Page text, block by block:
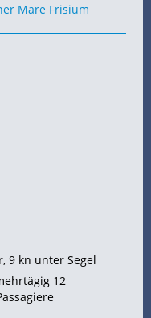
9 kn unter Segel
12